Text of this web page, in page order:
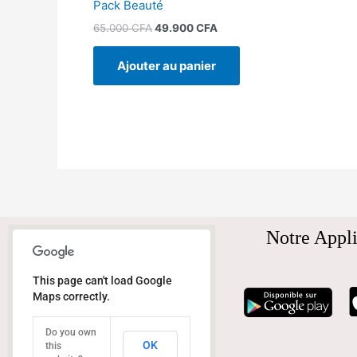
Pack Beauté
65.000CFA49.900CFA
Ajouter au panier
This page can't load Google
Maps correctly.
Do you own
this
OK
Notre